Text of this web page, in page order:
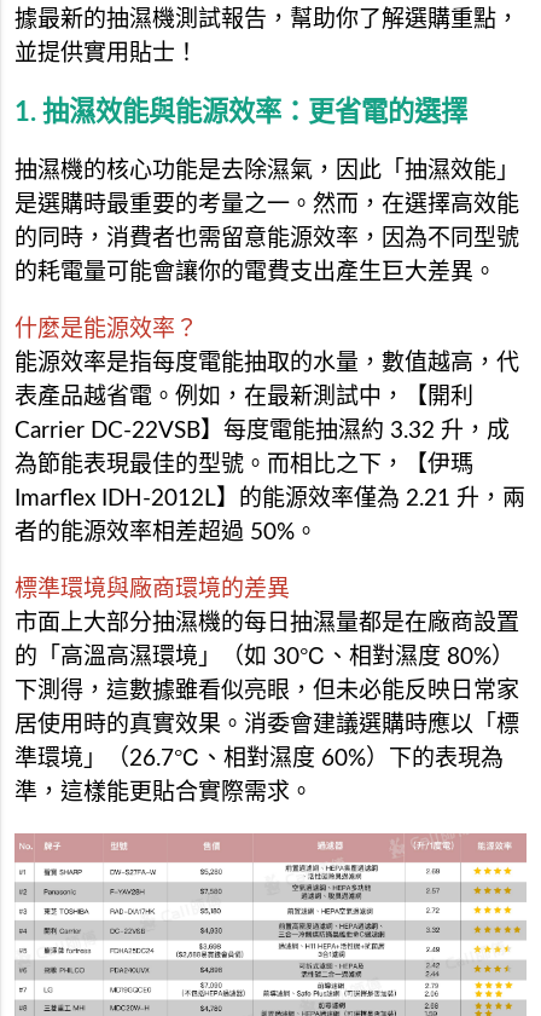
據最新的抽濕機測試報告，幫助你了解選購重點，
並提供實用貼士！
1. 抽濕效能與能源效率：更省電的選擇
抽濕機的核心功能是去除濕氣，因此「抽濕效能」
是選購時最重要的考量之一。然而，在選擇高效能
的同時，消費者也需留意能源效率，因為不同型號
的耗電量可能會讓你的電費支出產生巨大差異。
什麼是能源效率？
能源效率是指每度電能抽取的水量，數值越高，代
表產品越省電。例如，在最新測試中，【開利
Carrier DC-22VSB】每度電能抽濕約 3.32 升，成
為節能表現最佳的型號。而相比之下，【伊瑪
Imarflex IDH-2012L】的能源效率僅為 2.21 升，兩
者的能源效率相差超過 50%。
標準環境與廠商環境的差異
市面上大部分抽濕機的每日抽濕量都是在廠商設置
的「高溫高濕環境」（如 30℃、相對濕度 80%）
下測得，這數據雖看似亮眼，但未必能反映日常家
居使用時的真實效果。消委會建議選購時應以「標
準環境」（26.7℃、相對濕度 60%）下的表現為
準，這樣能更貼合實際需求。